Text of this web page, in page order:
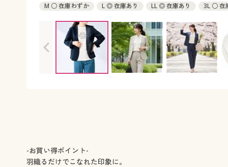
M ○ 在庫わずか L ◎ 在庫あり LL ◎ 在庫あり 3L ○ 在
-お買い得ポイント-
羽織るだけでこなれた印象に。